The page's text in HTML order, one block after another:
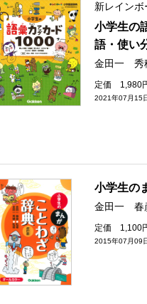
新レイン
小学生の
語・使い
金田一 秀
定価 1,980
2021年07月15
小学生の
金田一 春
定価 1,100
2015年07月09